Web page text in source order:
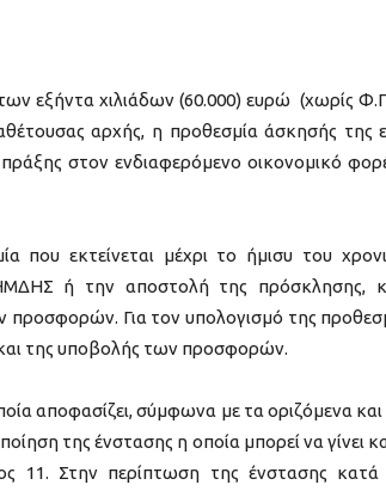
εξήντα χιλιάδων (60.000) ευρώ (χωρίς
αρχής, η προθεσμία άσκησής της
στον ενδιαφερόμενο οικονομικό
που εκτείνεται μέχρι το ήμισυ του
ή την αποστολή της πρόσκλησης,
Για τον υπολογισμό της
και της υποβολής των προσφορών.
αποφασίζει, σύμφωνα με τα οριζόμενα
της ένστασης η οποία μπορεί να γίνει
11. Στην περίπτωση της ένστασης κατά